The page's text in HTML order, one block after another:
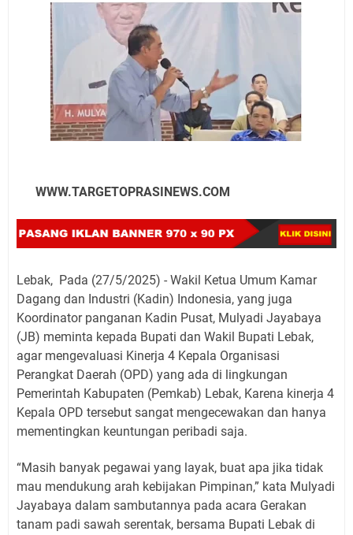
WWW.TARGETOPRASINEWS.COM
Lebak, Pada (27/5/2025) - Wakil Ketua Umum Kamar
Dagang dan Industri (Kadin) Indonesia, yang juga
Koordinator panganan Kadin Pusat, Mulyadi Jayabaya
(JB) meminta kepada Bupati dan Wakil Bupati Lebak,
agar mengevaluasi Kinerja 4 Kepala Organisasi
Perangkat Daerah (OPD) yang ada di lingkungan
Pemerintah Kabupaten (Pemkab) Lebak, Karena kinerja 4
Kepala OPD tersebut sangat mengecewakan dan hanya
mementingkan keuntungan peribadi saja.
“Masih banyak pegawai yang layak, buat apa jika tidak
mau mendukung arah kebijakan Pimpinan,” kata Mulyadi
Jayabaya dalam sambutannya pada acara Gerakan
tanam padi sawah serentak, bersama Bupati Lebak di